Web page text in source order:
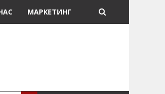
МАРКЕТИНГ